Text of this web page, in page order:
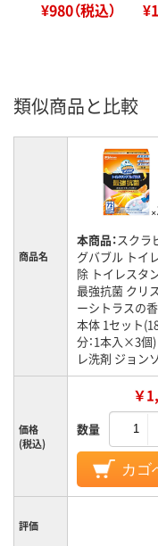
¥980（税込）
類似商品と比較
商品名
本商品：スクラ
グバブル トイ
除 トイレスタ
最強抗菌 クリ
ーシトラスの
本体 1セット
分：1本入×3個
レ洗剤 ジョン
価格
(税込)
￥
数量
カゴ
評価